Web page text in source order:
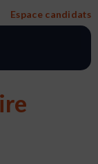
Espace candidats